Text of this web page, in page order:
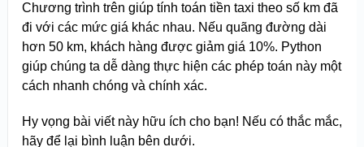
Chương trình trên giúp tính toán tiền taxi theo số km đã
đi với các mức giá khác nhau. Nếu quãng đường dài
hơn 50 km, khách hàng được giảm giá 10%. Python
giúp chúng ta dễ dàng thực hiện các phép toán này một
cách nhanh chóng và chính xác.
Hy vọng bài viết này hữu ích cho bạn! Nếu có thắc mắc,
hãy để lại bình luận bên dưới.